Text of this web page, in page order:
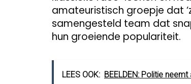
amateuristisch groepje dat
samengesteld team dat
hun groeiende populariteit.
LEES OOK: BEELDEN: Politie